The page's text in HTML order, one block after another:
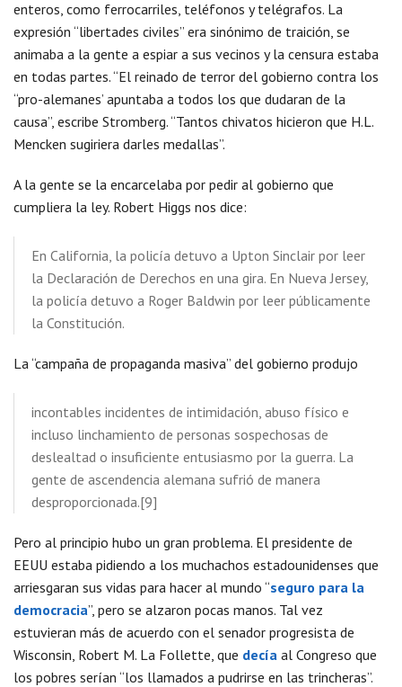
enteros, como ferrocarriles, teléfonos y telégrafos. La
expresión “libertades civiles” era sinónimo de traición, se
animaba a la gente a espiar a sus vecinos y la censura estaba
en todas partes. “El reinado de terror del gobierno contra los
“pro-alemanes’ apuntaba a todos los que dudaran de la
causa”, escribe Stromberg. “Tantos chivatos hicieron que H.L.
Mencken sugiriera darles medallas”.
A la gente se la encarcelaba por pedir al gobierno que
cumpliera la ley. Robert Higgs nos dice:
En California, la policía detuvo a Upton Sinclair por leer
la Declaración de Derechos en una gira. En Nueva Jersey,
la policía detuvo a Roger Baldwin por leer públicamente
la Constitución.
La “campaña de propaganda masiva” del gobierno produjo
incontables incidentes de intimidación, abuso físico e
incluso linchamiento de personas sospechosas de
deslealtad o insuficiente entusiasmo por la guerra. La
gente de ascendencia alemana sufrió de manera
desproporcionada.[9]
Pero al principio hubo un gran problema. El presidente de
EEUU estaba pidiendo a los muchachos estadounidenses que
arriesgaran sus vidas para hacer al mundo “seguro para la
democracia”, pero se alzaron pocas manos. Tal vez
estuvieran más de acuerdo con el senador progresista de
Wisconsin, Robert M. La Follette, que decía al Congreso que
los pobres serían “los llamados a pudrirse en las trincheras”.